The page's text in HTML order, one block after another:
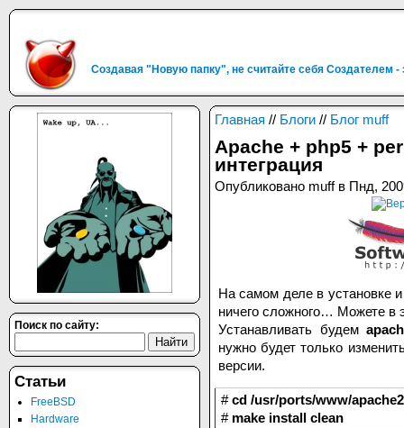
Создавая "Новую папку", не считайте себя Создателем
Главная // Блоги // Блог muff
Apache + php5 +
интеграция
Опубликовано muff в Пнд,
На самом деле в установке
ничего сложного… Можете в
Устанавливать будем
нужно будет только
версии.
#cd /usr/ports/www/
# make install clean
Поиск по сайту:
Статьи
FreeBSD
Hardware